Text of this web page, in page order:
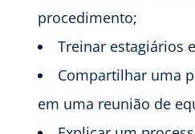
procedimento;
Treinar estagiários
Compartilhar uma
em uma reunião de